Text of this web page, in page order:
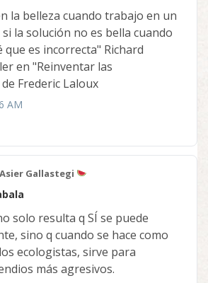
la belleza cuando trabajo en un
la solución no es bella cuando
que es incorrecta" Richard
en "Reinventar las
Frederic Laloux
AM
Asier Gallastegi
solo resulta q SÍ se puede
sino q cuando se hace como
ecologistas, sirve para
más agresivos.